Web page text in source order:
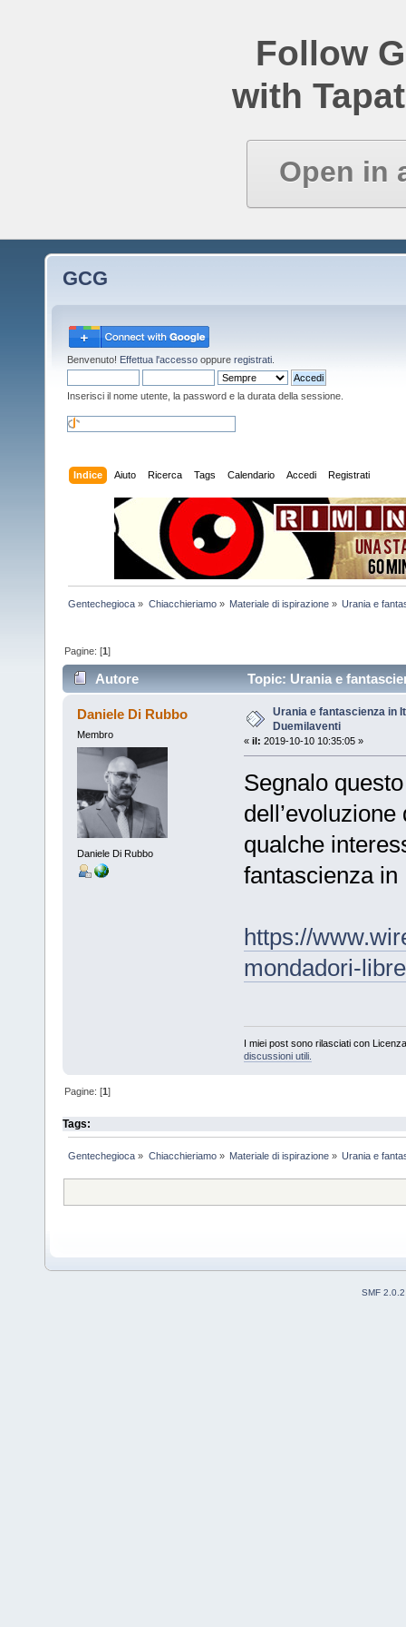
Follow
with
Open in
GCG
Benvenuto! Effettua l'accesso oppure registrati
Inserisci il nome utente, la password e la durata della sessione.
Indice Aiuto Ricerca Tags Calendario Accedi Registrati
Gentechegioca » Chiacchieriamo» Materiale di ispirazione» Urania e
Pagine: [1]
Autore Topic: Urania e
Daniele Di Rubbo
Membro
Daniele Di Rubbo
Urania e fantascienza in
Duemilaventi
« il: 2019-10-10 10:35:05 »
Segnalo
qualche
fantascienza in
https://
mondadori-
I miei post sono rilasciati con
discussioni utili.
Pagine: [1]
Tags:
Gentechegioca » Chiacchieriamo» Materiale di ispirazione» Urania e
SMF 2.0.2